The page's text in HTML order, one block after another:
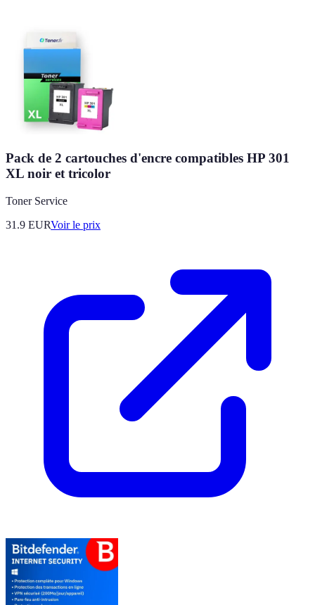
Pack de 2 cartouches d'encre compatibles HP 301
XL noir et tricolor
Toner Service
31.9 EURVoir le prix